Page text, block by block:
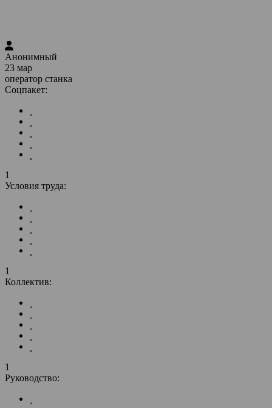
Анонимный
23 мар
оператор станка
Соцпакет:
1
Условия труда:
1
Коллектив:
1
Руководство: